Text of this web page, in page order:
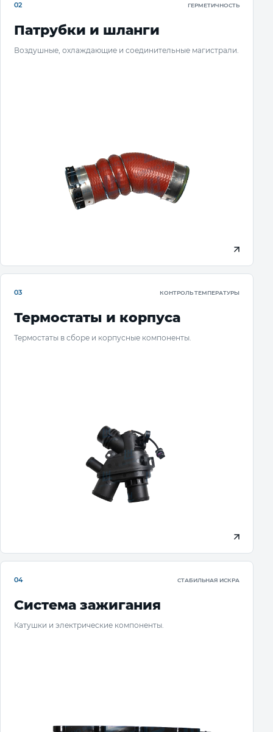
02 ГЕРМЕТИЧНОСТЬ
Патрубки и шланги
Воздушные, охлаждающие и соединительные магистрали.
03 КОНТРОЛЬ ТЕМПЕРАТУРЫ
Термостаты и корпуса
Термостаты в сборе и корпусные компоненты.
04 СТАБИЛЬНАЯ ИСКРА
Система зажигания
Катушки и электрические компоненты.